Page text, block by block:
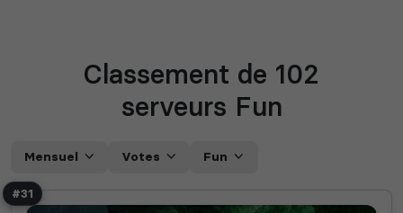
Classement de 102
serveurs Fun
Mensuel Votes Fun
#31